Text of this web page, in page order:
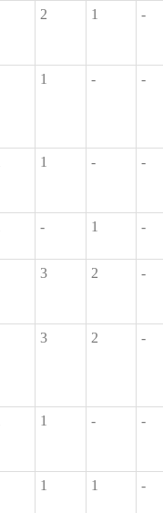
2 1 -
1 - -
1 - -
- 1 -
3 2 -
3 2 -
1 - -
1 1 -